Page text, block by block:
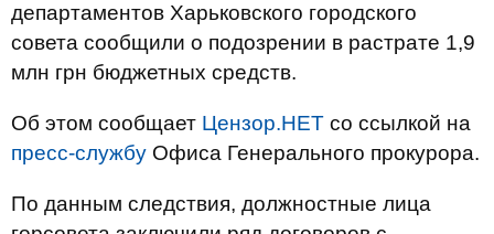
департаментов Харьковского городского
совета сообщили о подозрении в растрате 1,9
млн грн бюджетных средств.
Об этом сообщает Цензор.НЕТ со ссылкой на
пресс-службу Офиса Генерального прокурора.
По данным следствия, должностные лица